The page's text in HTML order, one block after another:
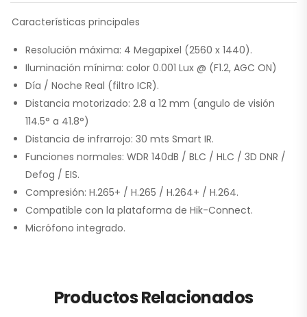
Características principales
Resolución máxima: 4 Megapixel (2560 x 1440).
Iluminación mínima: color 0.001 Lux @ (F1.2, AGC ON)
Día / Noche Real (filtro ICR).
Distancia motorizado: 2.8 a 12 mm (angulo de visión
114.5° a 41.8°)
Distancia de infrarrojo: 30 mts Smart IR.
Funciones normales: WDR 140dB / BLC / HLC / 3D DNR /
Defog / EIS.
Compresión: H.265+ / H.265 / H.264+ / H.264.
Compatible con la plataforma de Hik-Connect.
Micrófono integrado.
Productos Relacionados